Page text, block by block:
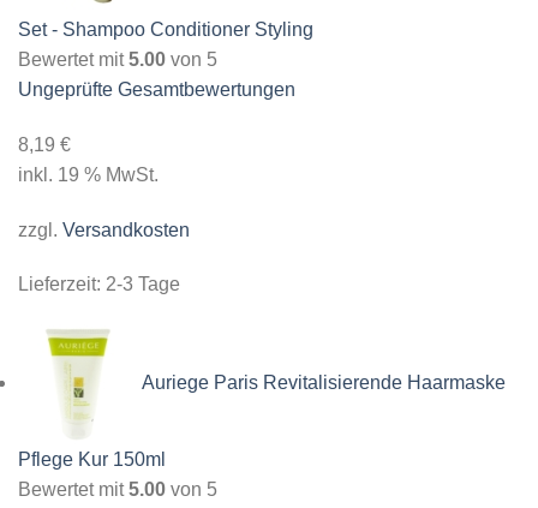
Set - Shampoo Conditioner Styling
Bewertet mit5.00 von 5
Ungeprüfte Gesamtbewertungen
8,19 €
inkl. 19 % MwSt.
zzgl. Versandkosten
Lieferzeit: 2-3 Tage
Auriege Paris Revitalisierende Haarmaske
Pflege Kur 150ml
Bewertet mit5.00 von 5